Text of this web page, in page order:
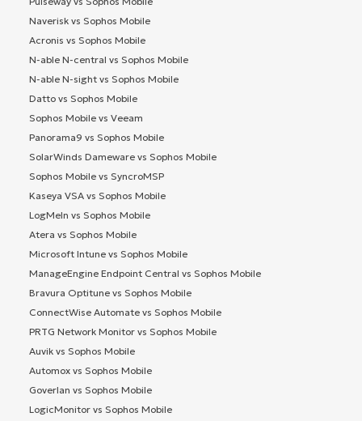
Naverisk vs Sophos Mobile
Acronis vs Sophos Mobile
N-able N-central vs Sophos Mobile
N-able N-sight vs Sophos Mobile
Datto vs Sophos Mobile
Sophos Mobile vs Veeam
Panorama9 vs Sophos Mobile
SolarWinds Dameware vs Sophos Mobile
Sophos Mobile vs SyncroMSP
Kaseya VSA vs Sophos Mobile
LogMeIn vs Sophos Mobile
Atera vs Sophos Mobile
Microsoft Intune vs Sophos Mobile
ManageEngine Endpoint Central vs Sophos Mobile
Bravura Optitune vs Sophos Mobile
ConnectWise Automate vs Sophos Mobile
PRTG Network Monitor vs Sophos Mobile
Auvik vs Sophos Mobile
Automox vs Sophos Mobile
Goverlan vs Sophos Mobile
LogicMonitor vs Sophos Mobile